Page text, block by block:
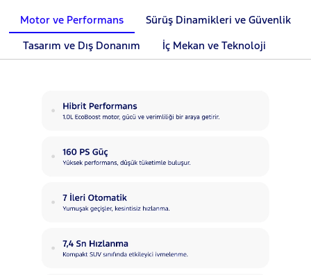
Motor ve Performans
Sürüş Dinamikleri ve Güvenlik
Tasarım ve Dış Donanım
İç Mekan ve Teknoloji